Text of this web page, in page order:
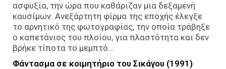
ασφυξία, την ώρα που καθάριζαν μια δεξαμενή
καυσίμων. Ανεξάρτητη φίρμα της εποχής έλεγξε
το αρνητικό της φωτογραφίας, την οποία τράβηξε
ο καπετάνιος του πλοίου, για πλαστότητα και δεν
βρήκε τίποτα το μεμπτό…
Φάντασμα σε κοιμητήριο του Σικάγου (1991)